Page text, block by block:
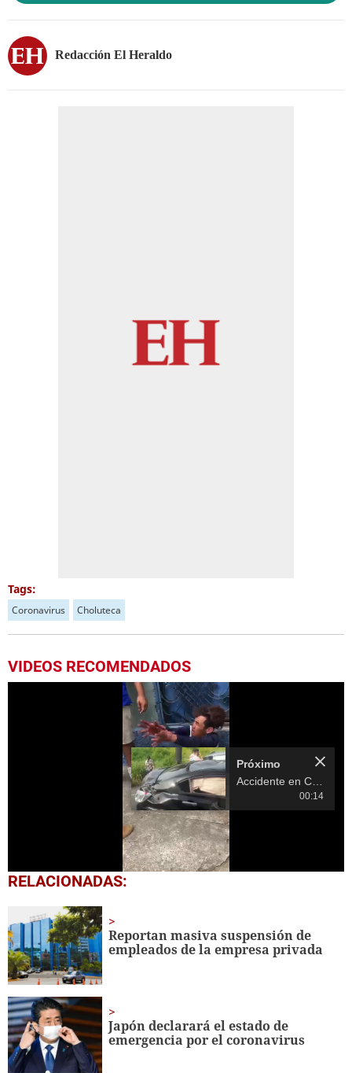
Redacción El Heraldo
Tags:
Coronavirus Choluteca
VIDEOS RECOMENDADOS
00:14
Próximo en 10
Choluteca deja un
muerto y varios
0
seconds
seconds
RELACIONADAS:
Reportan masiva suspensión de
empleados de la empresa privada
Japón declarará el estado de
emergencia por el coronavirus